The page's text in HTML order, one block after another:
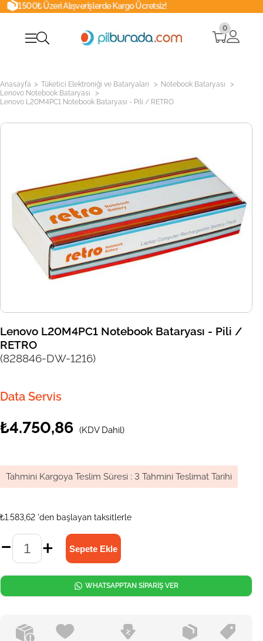
Kargo Ücretsiz!
0
Anasayfa > Tüketici Elektroniği ve Bataryaları > Notebook Bataryası >
Lenovo Notebook Bataryası >
Lenovo L20M4PC1 Notebook Bataryası - Pili / RETRO
Lenovo L20M4PC1 Notebook Bataryası - Pili /
RETRO
(828846-DW-1216)
Data Servis
₺4.750,86 (KDV Dahil)
Tahmini Kargoya Teslim Süresi : 3 Tahmini Teslimat Tarihi
₺1.583,62 'den başlayan taksitlerle
WHATSAPPTAN SİPARİŞ VER